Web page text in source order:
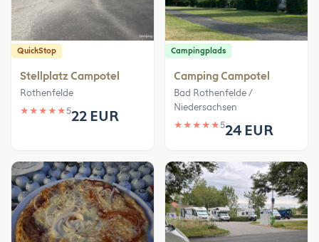
QuickStop
Stellplatz Campotel
Rothenfelde
★ ★ ★ ★ ★522 EUR
Campingplads
Camping Campotel
Bad Rothenfelde /
Niedersachsen
★ ★ ★ ★ ★524 EUR